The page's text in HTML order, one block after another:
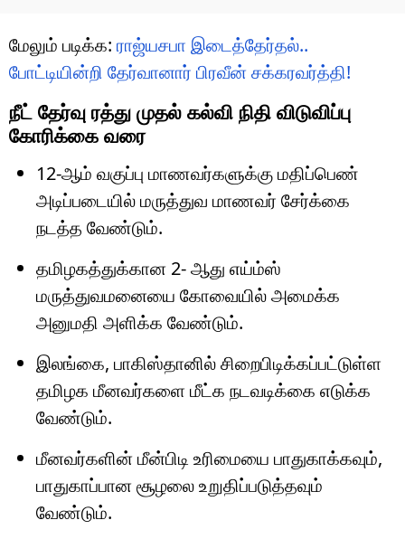
மேலும் படிக்க: ராஜ்யசபா இடைத்தேர்தல்..
போட்டியின்றி தேர்வானார் பிரவீன் சக்கரவர்த்தி!
நீட் தேர்வு ரத்து முதல் கல்வி நிதி விடுவிப்பு
கோரிக்கை வரை
12-ஆம் வகுப்பு மாணவர்களுக்கு மதிப்பெண்
அடிப்படையில் மருத்துவ மாணவர் சேர்க்கை
நடத்த வேண்டும்.
தமிழகத்துக்கான 2- ஆது எய்ம்ஸ்
மருத்துவமனையை கோவையில் அமைக்க
அனுமதி அளிக்க வேண்டும்.
இலங்கை, பாகிஸ்தானில் சிறைபிடிக்கப்பட்டுள்ள
தமிழக மீனவர்களை மீட்க நடவடிக்கை எடுக்க
வேண்டும்.
மீனவர்களின் மீன்பிடி உரிமையை பாதுகாக்கவும்,
பாதுகாப்பான சூழலை உறுதிப்படுத்தவும்
வேண்டும்.